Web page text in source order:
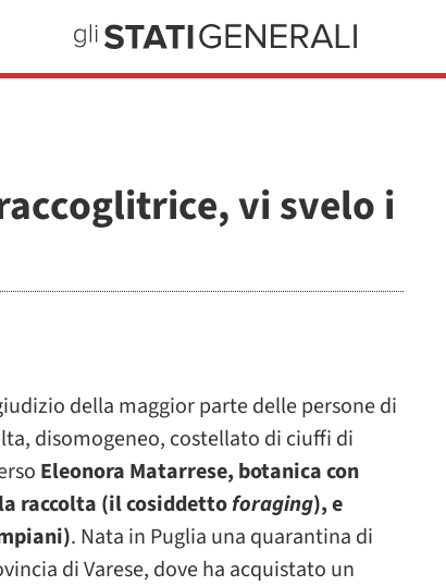
vi svelo i
della maggior parte delle persone di
disomogeneo, costellato di ciuffi di
Eleonora Matarrese, botanica con
raccolta (il cosiddettoforaging), e
. Nata in Puglia una quarantina di
di Varese, dove ha acquistato un